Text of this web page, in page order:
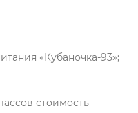
«Кубаночка-93»;
стоимость